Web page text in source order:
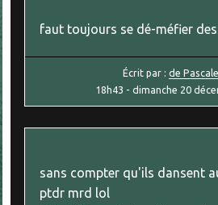
faut toujours se dé-méfier
Écrit par :de
18h43 -dimanche 20
sans compter qu'ils dansent
ptdr mrd lol